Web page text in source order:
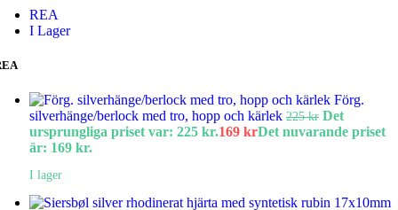
REA
I Lager
Förg.
silverhänge/berlock med tro, hopp och kärlek 225kr Det
ursprungliga priset var: 225 kr.169 krDet nuvarande priset
är: 169 kr.
I lager